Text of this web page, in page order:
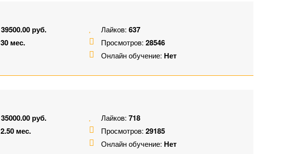
39500.00 руб.
30 мес.
Лайков: 637
Просмотров: 28546
Онлайн обучение: Нет
35000.00 руб.
2.50 мес.
Лайков: 718
Просмотров: 29185
Онлайн обучение: Нет